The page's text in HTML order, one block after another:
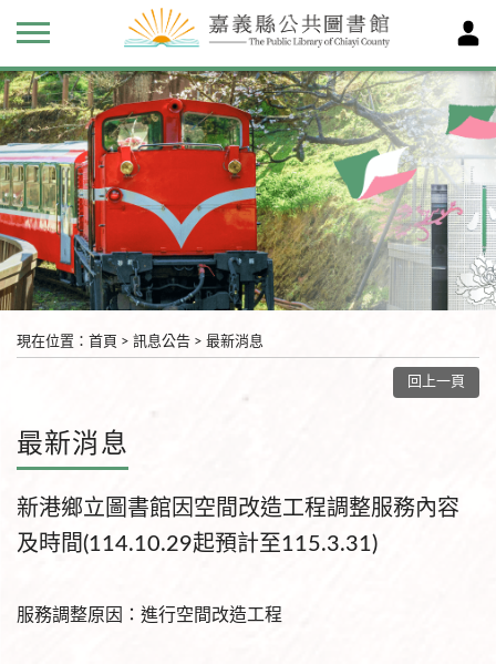
現在位置 ： 首頁 > 訊息公告 > 最新消息
回上一頁
最新消息
新港鄉立圖書館因空間改造工程調整服務內容
及時間(114.10.29起預計至115.3.31)
服務調整原因：進行空間改造工程